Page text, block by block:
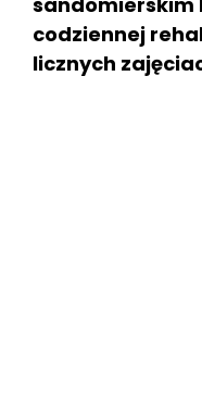
codziennej
licznych